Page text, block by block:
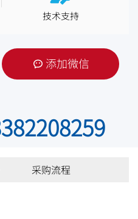
技术支持
添加微信
采购流程